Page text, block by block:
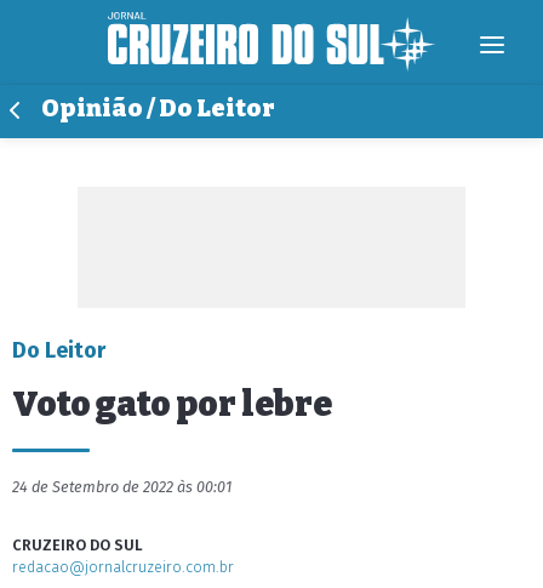
Opinião / Do Leitor
Do Leitor
Voto gato por lebre
24 de Setembro de 2022 às 00:01
CRUZEIRO DO SUL
redacao@jornalcruzeiro.com.br